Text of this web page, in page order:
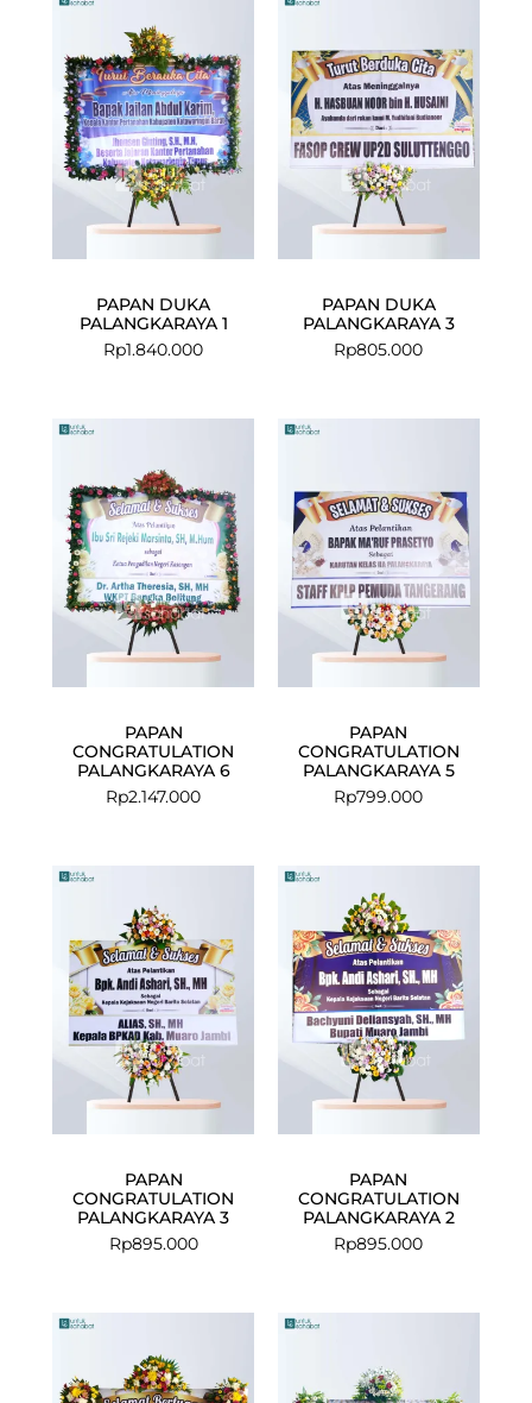
PAPAN DUKA
PALANGKARAYA 1
Rp1.840.000
PAPAN DUKA
PALANGKARAYA 3
Rp805.000
PAPAN
CONGRATULATION
PALANGKARAYA 6
Rp2.147.000
PAPAN
CONGRATULATION
PALANGKARAYA 5
Rp799.000
PAPAN
CONGRATULATION
PALANGKARAYA 3
Rp895.000
PAPAN
CONGRATULATION
PALANGKARAYA 2
Rp895.000